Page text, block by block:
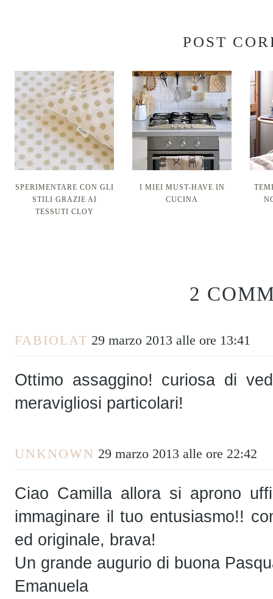
POST
SPERIMENTARE CON GLI
STILI GRAZIE AI
TESSUTI CLOY
I MIEI MUST-HAVE IN
CUCINA
2
FABIOLAT 29 marzo 2013 alle ore 13:41
Ottimo assaggino! curiosa di
meravigliosi particolari!
UNKNOWN 29 marzo 2013 alle ore 22:42
Ciao Camilla allora si aprono
immaginare il tuo entusiasmo!!
ed originale, brava!
Un grande augurio di buona
Emanuela